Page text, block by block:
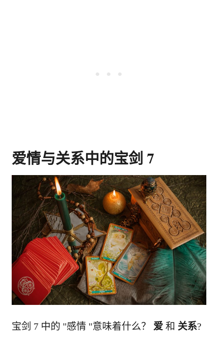
爱情与关系中的宝剑 7
宝剑 7 中的 "感情 "意味着什么？ 爱 和 关系?